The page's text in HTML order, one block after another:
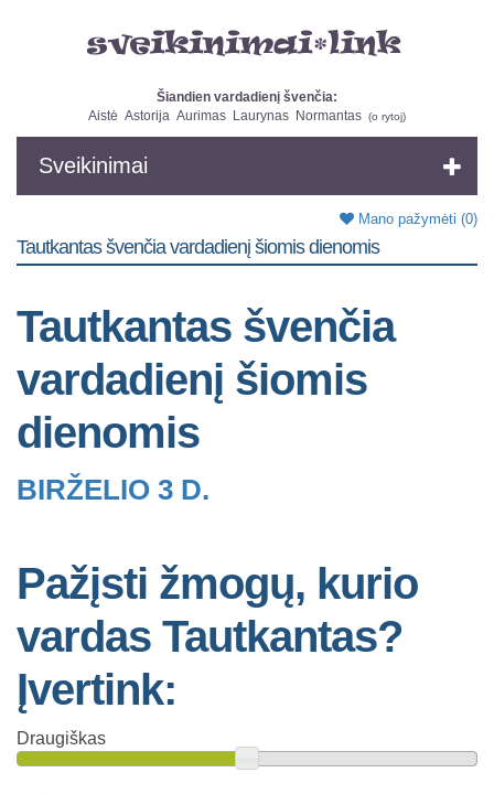
Šiandien vardadienį švenčia:
Aistė Astorija Aurimas Laurynas Normantas (o rytoj)
Sveikinimai
Mano pažymėti (0)
Tautkantas švenčia vardadienį šiomis dienomis
Tautkantas švenčia
vardadienį šiomis
dienomis
BIRŽELIO 3 D.
Pažįsti žmogų, kurio
vardas Tautkantas?
Įvertink:
Draugiškas